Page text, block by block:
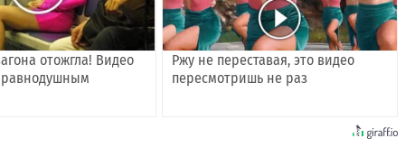
отожгла! Видео
равнодушным
Ржу не переставая, это видео
пересмотришь не раз